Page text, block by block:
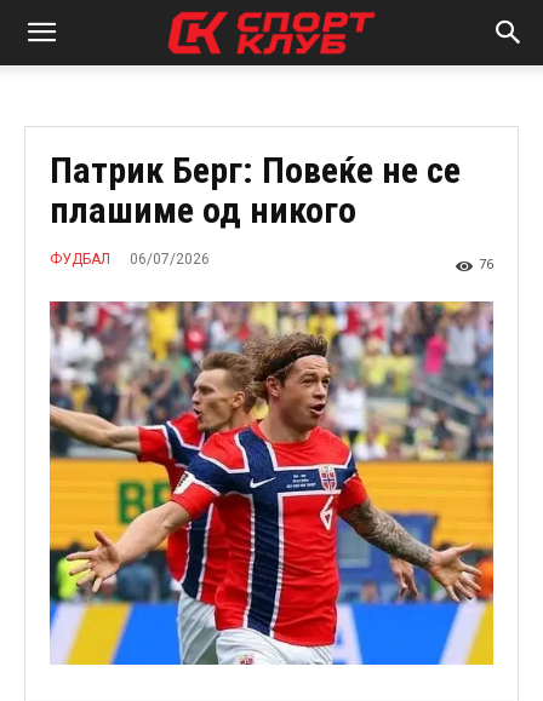
Патрик Берг: Повеќе не се
плашиме од никого
ФУДБАЛ 06/07/2026 76